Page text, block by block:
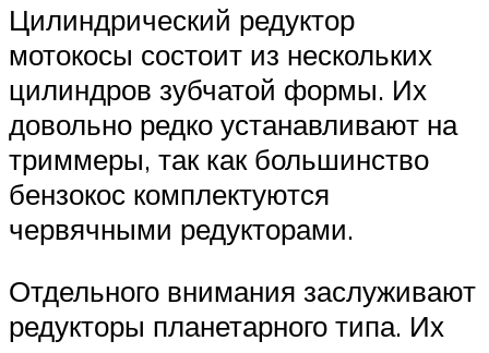
Цилиндрический редуктор
мотокосы состоит из нескольких
цилиндров зубчатой формы. Их
довольно редко устанавливают на
триммеры, так как большинство
бензокос комплектуются
червячными редукторами.
Отдельного внимания заслуживают
редукторы планетарного типа. Их